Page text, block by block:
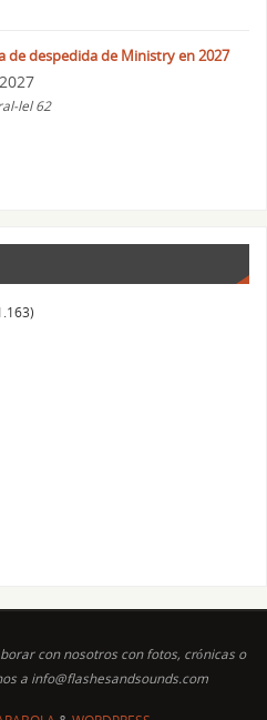
de despedida de Ministry en 2027
lel 62
con nosotros con fotos, crónicas o
a info@flashesandsounds.com